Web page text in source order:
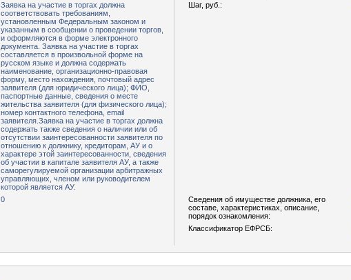
Заявка на участие в торгах должна
соответствовать требованиям,
установленным Федеральным законом и
указанным в сообщении о проведении торгов,
и оформляются в форме электронного
документа. Заявка на участие в торгах
составляется в произвольной форме на
русском языке и должна содержать
наименование, организационно-правовая
форму, место нахождения, почтовый адрес
заявителя (для юридического лица); ФИО,
паспортные данные, сведения о месте
жительства заявителя (для физического лица);
номер контактного телефона, email
заявителя.Заявка на участие в торгах должна
содержать также сведения о наличии или об
отсутствии заинтересованности заявителя по
отношению к должнику, кредиторам, АУ и о
характере этой заинтересованности, сведения
об участии в капитале заявителя АУ, а также
саморегулируемой организации арбитражных
управляющих, членом или руководителем
которой является АУ.
Шаг, руб.:
0
Сведения об имуществе должника, его
составе, характеристиках, описание,
порядок ознакомления:
Классификатор ЕФРСБ: